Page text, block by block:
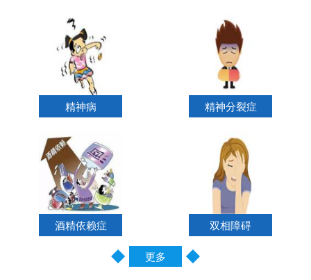
精神病 精神分裂症
酒精依赖症 双相障碍
更多